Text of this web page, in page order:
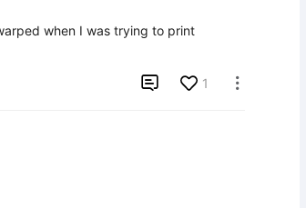
when I was trying to print
 1 